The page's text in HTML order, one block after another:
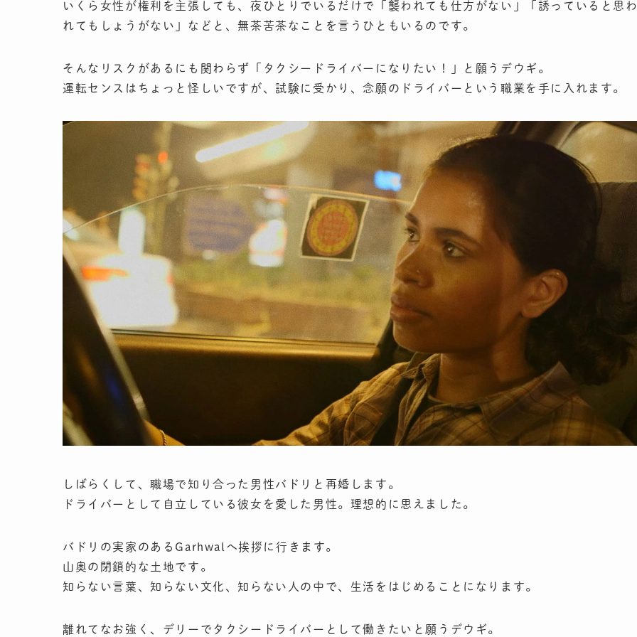
いくら女性が権利を主張しても、夜ひとりでいるだけで「襲われても仕方がない」「誘っていると思
れてもしょうがない」などと、無茶苦茶なことを言うひともいるのです。
そんなリスクがあるにも関わらず「タクシードライバーになりたい！」と願うデウギ。
運転センスはちょっと怪しいですが、試験に受かり、念願のドライバーという職業を手に入れます。
しばらくして、職場で知り合った男性バドリと再婚します。
ドライバーとして自立している彼女を愛した男性。理想的に思えました。
バドリの実家のあるGarhwalへ挨拶に行きます。
山奥の閉鎖的な土地です。
知らない言葉、知らない文化、知らない人の中で、生活をはじめることになります。
離れてなお強く、デリーでタクシードライバーとして働きたいと願うデウギ。